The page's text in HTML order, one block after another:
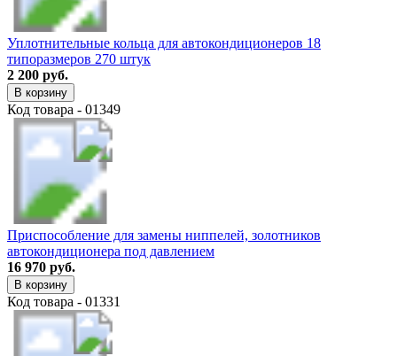
Уплотнительные кольца для автокондиционеров 18
типоразмеров 270 штук
2 200 руб.
В корзину
Код товара - 01349
Приспособление для замены ниппелей, золотников
автокондиционера под давлением
16 970 руб.
В корзину
Код товара - 01331